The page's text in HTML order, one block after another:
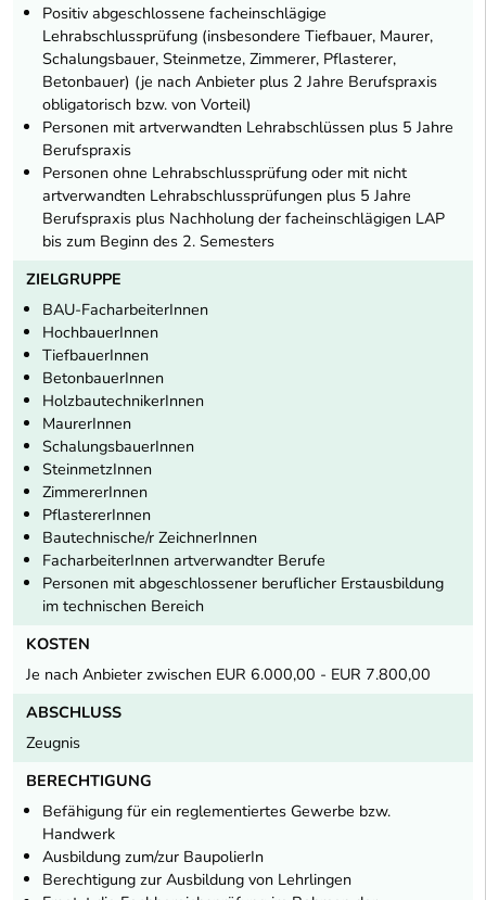
Positiv abgeschlossene facheinschlägige
Lehrabschlussprüfung (insbesondere Tiefbauer, Maurer,
Schalungsbauer, Steinmetze, Zimmerer, Pflasterer,
Betonbauer) (je nach Anbieter plus 2 Jahre Berufspraxis
obligatorisch bzw. von Vorteil)
Personen mit artverwandten Lehrabschlüssen plus 5 Jahre
Berufspraxis
Personen ohne Lehrabschlussprüfung oder mit nicht
artverwandten Lehrabschlussprüfungen plus 5 Jahre
Berufspraxis plus Nachholung der facheinschlägigen LAP
bis zum Beginn des 2. Semesters
ZIELGRUPPE
BAU-FacharbeiterInnen
HochbauerInnen
TiefbauerInnen
BetonbauerInnen
HolzbautechnikerInnen
MaurerInnen
SchalungsbauerInnen
SteinmetzInnen
ZimmererInnen
PflastererInnen
Bautechnische/r ZeichnerInnen
FacharbeiterInnen artverwandter Berufe
Personen mit abgeschlossener beruflicher Erstausbildung
im technischen Bereich
KOSTEN
Je nach Anbieter zwischen EUR 6.000,00 - EUR 7.800,00
ABSCHLUSS
Zeugnis
BERECHTIGUNG
Befähigung für ein reglementiertes Gewerbe bzw.
Handwerk
Ausbildung zum/zur BaupolierIn
Berechtigung zur Ausbildung von Lehrlingen